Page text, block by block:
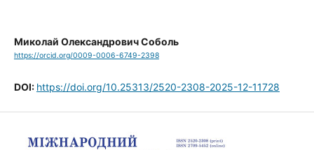
Миколай Олександрович Соболь
https://orcid.org/0009-0006-6749-2398
DOI: https://doi.org/10.25313/2520-2308-2025-12-11728